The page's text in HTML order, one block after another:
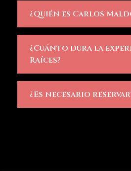
¿Quién es Carlos
¿Cuánto dura la
Raíces?
¿Es necesario